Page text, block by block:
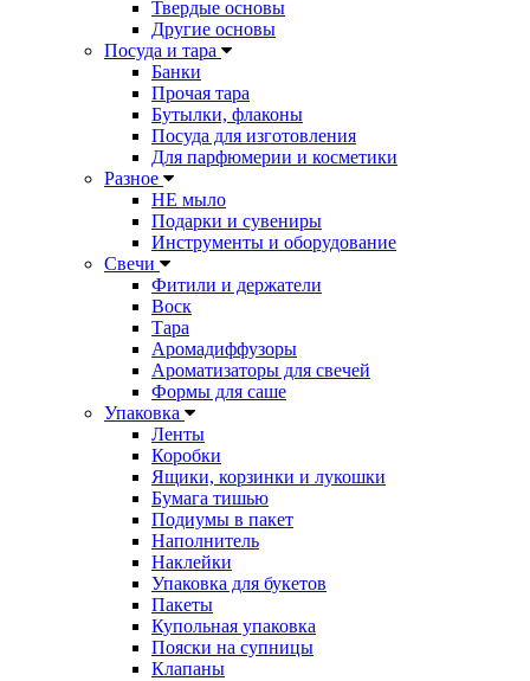
Твердые основы
Другие основы
Посуда и тара
Банки
Прочая тара
Бутылки, флаконы
Посуда для изготовления
Для парфюмерии и косметики
Разное
НЕ мыло
Подарки и сувениры
Инструменты и оборудование
Свечи
Фитили и держатели
Воск
Тара
Аромадиффузоры
Ароматизаторы для свечей
Формы для саше
Упаковка
Ленты
Коробки
Ящики, корзинки и лукошки
Бумага тишью
Подиумы в пакет
Наполнитель
Наклейки
Упаковка для букетов
Пакеты
Купольная упаковка
Пояски на супницы
Клапаны